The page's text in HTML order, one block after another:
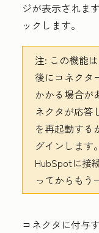
ジが表示されま
ックします。
注: この機能は
後にコネクタ
かかる場合が
ネクタが応答
を再起動する
グインします
HubSpotに接
ってからもう
コネクタに付与